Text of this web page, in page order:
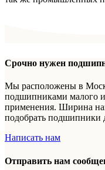
Срочно нужен
Мы расположены в
подшипниками малого
применения. Ширина
подобрать подшипники
Написать нам
Отправить нам